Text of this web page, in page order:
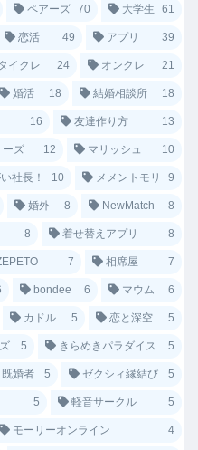
ペアーズ 70 大学生 61
恋活 49 アプリ 39
イクレ 24 オンクレ 21
婚活 18 結婚相談所 18
16 友達作り方 13
ズ 12 マリッシュ 10
社長！ 10 メメントモリ 9
婚外 8 NewMatch 8
8 着せ替えアプリ 8
7 相席屋 7
bondee 6 マウム 6
カドル 5 恋と深空 5
5 きらめきパラダイス 5
既婚者 5 ゼクシィ縁結び 5
5 軽音サークル 5
モーリーオンライン 4